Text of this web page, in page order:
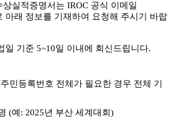
실적증명서는 IROC 공식 이메일
아래 정보를 기재하여 요청해 주시기 바랍
일 기준 5~10일 이내에 회신드립니다.
민등록번호 전체가 필요한 경우 전체 기
(예: 2025년 부산 세계대회)